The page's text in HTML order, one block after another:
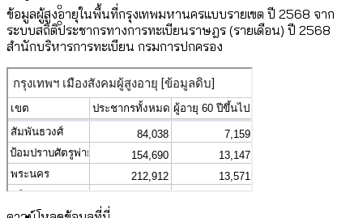
เมื่อแยกท่องเที่ยวออกจากกีฬา กระทรวง
ใหม่จะมีงบฯ ประมาณเท่าไร
สมุดจดการบ้าน ส.ก. 2569 : แต่ละเขตมี
ปัญหาอะไรที่ ส.ก. ต้องทำการบ้าน
จากไฟฟ้าลัดวงจร เขตจตุจักรเกิดไฟฟ้า
ลัดวงจรมากที่สุด
สวนสาธารณะและพื้นที่สีเขียวใน กทม. เพิ่ม
ขึ้นและเข้าถึงได้มากน้อยแค่ไหน
โลกใบเดียว สิทธิไม่เท่ากัน: กฎหมายการ
รับรองเพศของ Transgender ทั่วโลก
ประเทศไหนทำได้บ้าง?
สำรวจ Hate Speech ที่ถูกผลิตซ้ำผ่าน
Economy
เมกะโปรเจ็กต์ของ กทม. ในช่วงที่มีการใช้
งบคาบเกี่ยวในยุคชัชชาติ มีอะไร ใช้งบแค่
ไหน
Future
สังคมผู้สูงอายุไทย [ข้อมูลดิบ]
ข้อมูลผู้สูงอายุในพื้นที่กรุงเทพมหานครแบบรายเขต ปี 2568 จาก
ระบบสถิติประชากรทางการทะเบียนราษฎร (รายเดือน) ปี 2568
สำนักบริหารการทะเบียน กรมการปกครอง